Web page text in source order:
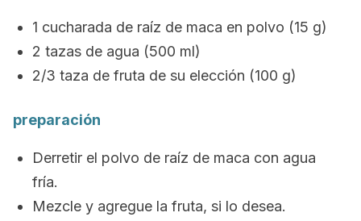
1 cucharada de raíz de maca en polvo (15 g)
2 tazas de agua (500 ml)
2/3 taza de fruta de su elección (100 g)
preparación
Derretir el polvo de raíz de maca con agua
fría.
Mezcle y agregue la fruta, si lo desea.